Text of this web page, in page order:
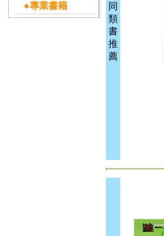
●專業書籍
同
類
書
推
薦